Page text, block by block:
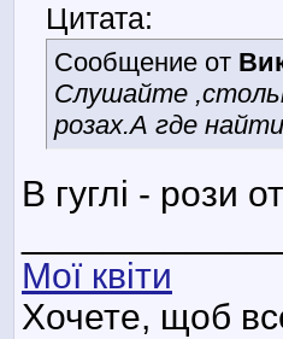
Цитата:
Сообщение от
Слушайте
розах.А где
В гуглі - рози
Мої квіти
Хочете, щоб